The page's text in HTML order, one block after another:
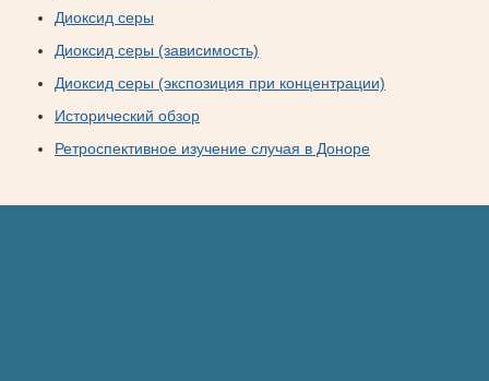
Диоксид серы
Диоксид серы (зависимость)
Диоксид серы (экспозиция при концентрации)
Исторический обзор
Ретроспективное изучение случая в Доноре